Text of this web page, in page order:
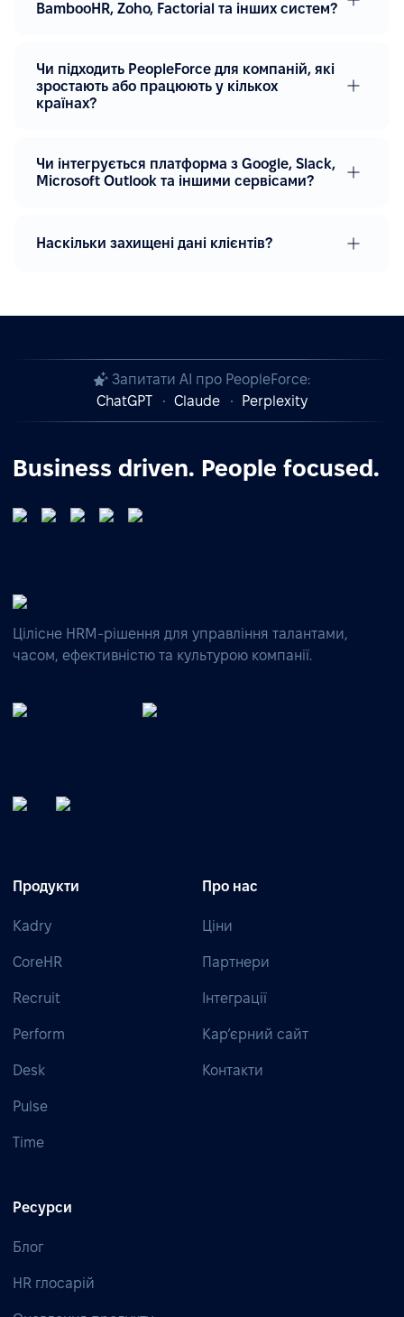
BambooHR, Zoho, Factorial та інших систем?
Чи підходить PeopleForce для компаній, які
зростають або працюють у кількох
країнах?
Чи інтегрується платформа з Google, Slack,
Microsoft Outlook та іншими сервісами?
Наскільки захищені дані клієнтів?
Запитати AI про PeopleForce:
ChatGPT
Claude Perplexity
Business driven. People focused.
Цілісне HRM-рішення для управління талантами,
часом, ефективністю та культурою компанії.
Продукти
Kadry
CoreHR
Recruit
Perform
Desk
Pulse
Time
Про нас
Ціни
Партнери
Інтеграції
Кар’єрний сайт
Контакти
Ресурси
Блог
HR глосарій